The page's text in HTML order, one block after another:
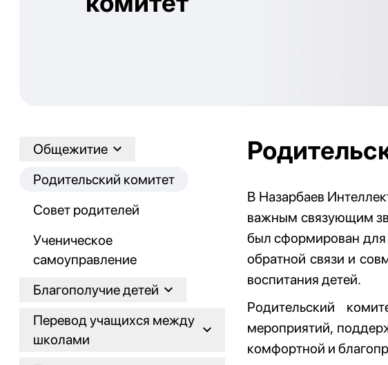
Общежитие
Родительский комитет
Совет родителей
Ученическое
самоуправление
Благополучие детей
Перевод учащихся между
школами
В Назарбаев
важным связующим
был сформирован для
обратной связи и
воспитания детей.
Родительский
мероприятий,
комфортной и